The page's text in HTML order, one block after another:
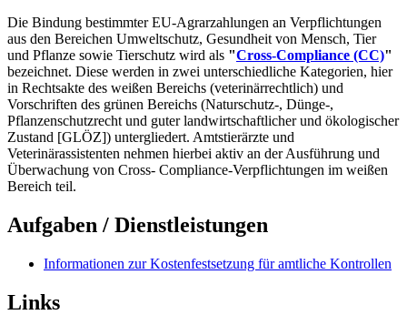
Die Bindung bestimmter EU-Agrarzahlungen an Verpflichtungen
aus den Bereichen Umweltschutz, Gesundheit von Mensch, Tier
und Pflanze sowie Tierschutz wird als "Cross-Compliance (CC)"
bezeichnet. Diese werden in zwei unterschiedliche Kategorien, hier
in Rechtsakte des weißen Bereichs (veterinärrechtlich) und
Vorschriften des grünen Bereichs (Naturschutz-, Dünge-,
Pflanzenschutzrecht und guter landwirtschaftlicher und ökologischer
Zustand [GLÖZ]) untergliedert. Amtstierärzte und
Veterinärassistenten nehmen hierbei aktiv an der Ausführung und
Überwachung von Cross- Compliance-Verpflichtungen im weißen
Bereich teil.
Aufgaben / Dienstleistungen
Informationen zur Kostenfestsetzung für amtliche Kontrollen
Links